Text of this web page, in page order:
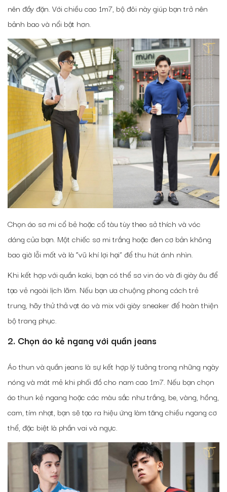
nên đầy đặn. Với chiều cao 1m7, bộ đôi này giúp bạn trở nên
bảnh bao và nổi bật hơn.
Chọn áo sơ mi cổ bẻ hoặc cổ tàu tùy theo sở thích và vóc
dáng của bạn. Một chiếc sơ mi trắng hoặc đen cơ bản không
bao giờ lỗi mốt và là “vũ khí lợi hại” để thu hút ánh nhìn.
Khi kết hợp với quần kaki, bạn có thể sơ vin áo và đi giày âu để
tạo vẻ ngoài lịch lãm. Nếu bạn ưa chuộng phong cách trẻ
trung, hãy thử thả vạt áo và mix với giày sneaker để hoàn thiện
bộ trang phục.
2. Chọn áo kẻ ngang với quần jeans
Áo thun và quần jeans là sự kết hợp lý tưởng trong những ngày
nóng và mát mẻ khi phối đồ cho nam cao 1m7. Nếu bạn chọn
áo thun kẻ ngang hoặc các màu sắc như trắng, be, vàng, hồng,
cam, tím nhạt, bạn sẽ tạo ra hiệu ứng làm tăng chiều ngang cơ
thể, đặc biệt là phần vai và ngực.